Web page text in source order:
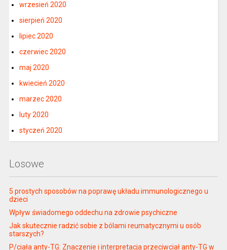
wrzesień 2020
sierpień 2020
lipiec 2020
czerwiec 2020
maj 2020
kwiecień 2020
marzec 2020
luty 2020
styczeń 2020
Losowe
5 prostych sposobów na poprawę układu immunologicznego u
dzieci
Wpływ świadomego oddechu na zdrowie psychiczne
Jak skutecznie radzić sobie z bólami reumatycznymi u osób
starszych?
P/ciała anty-TG: Znaczenie i interpretacja przeciwciał anty-TG w